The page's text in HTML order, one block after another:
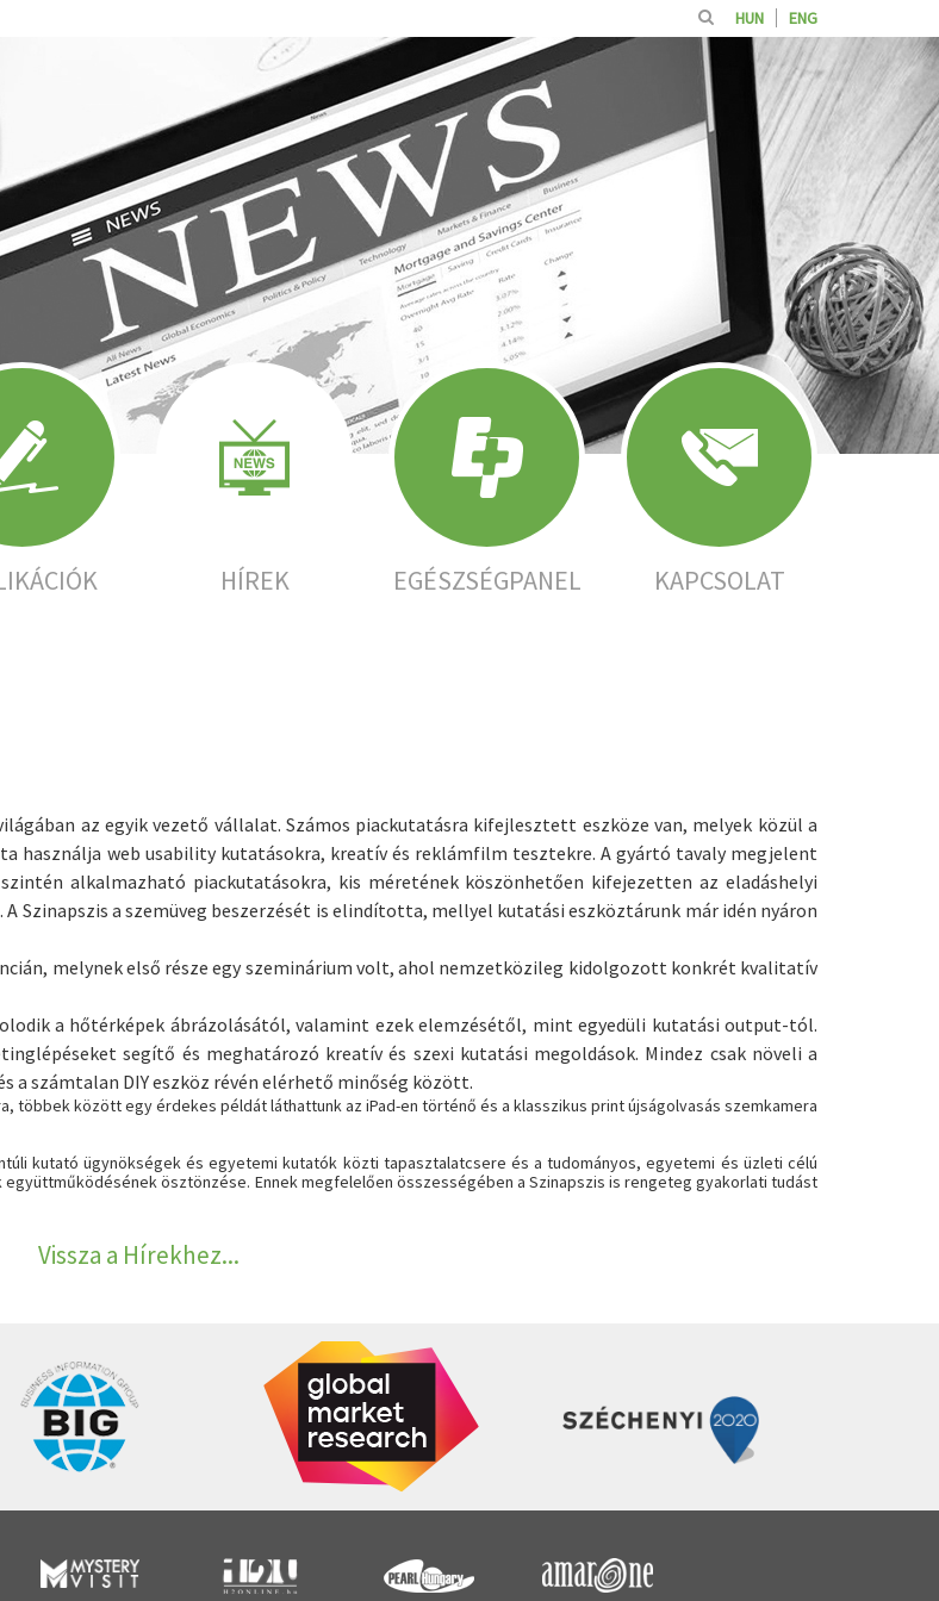
HUN ENG
HÍREK EGÉSZSÉGPANEL KAPCSOLAT
az egyik vezető vállalat. Számos piackutatásra kifejlesztett eszköze van, melyek közül a
használja web usability kutatásokra, kreatív és reklámfilm tesztekre. A gyártó tavaly megjelent
alkalmazható piackutatásokra, kis méretének köszönhetően kifejezetten az eladáshelyi
Szinapszis a szemüveg beszerzését is elindította, mellyel kutatási eszköztárunk már idén nyáron
melynek első része egy szeminárium volt, ahol nemzetközileg kidolgozott konkrét kvalitatív
a hőtérképek ábrázolásától, valamint ezek elemzésétől, mint egyedüli kutatási output-tól.
segítő és meghatározó kreatív és szexi kutatási megoldások. Mindez csak növeli a
számtalan DIY eszköz révén elérhető minőség között.
többek között egy érdekes példát láthattunk az iPad-en történő és a klasszikus print újságolvasás szemkamera
kutató ügynökségek és egyetemi kutatók közti tapasztalatcsere és a tudományos, egyetemi és üzleti célú
ösztönzése. Ennek megfelelően összességében a Szinapszis is rengeteg gyakorlati tudást
Vissza a Hírekhez...